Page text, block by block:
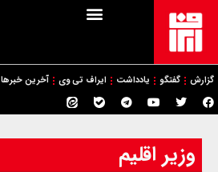
گزارش گفتگو یادداشت ایراف تی وی آخرین خبرها
وزیر اقلیم